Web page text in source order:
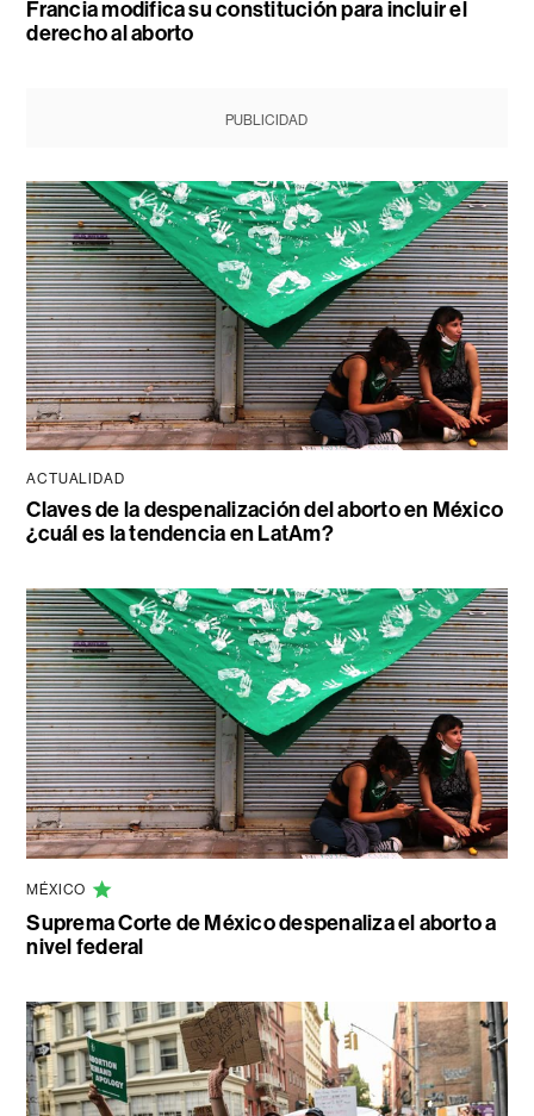
Francia modifica su constitución para incluir el
derecho al aborto
PUBLICIDAD
ACTUALIDAD
Claves de la despenalización del aborto en México
¿cuál es la tendencia en LatAm?
MÉXICO
Suprema Corte de México despenaliza el aborto a
nivel federal